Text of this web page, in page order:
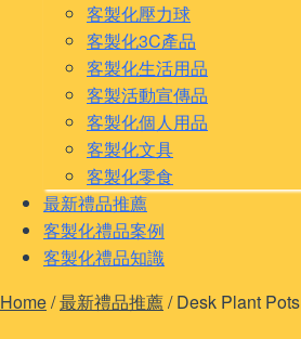
客製化壓力球
客製化3C產品
客製化生活用品
客製活動宣傳品
客製化個人用品
客製化文具
客製化零食
最新禮品推薦
客製化禮品案例
客製化禮品知識
Home/最新禮品推薦/Desk Plant Pots